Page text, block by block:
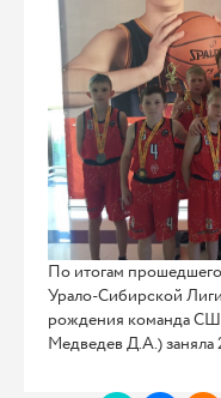
По итогам
Урало-Сибирской
рождения команда
Медведев Д.А.) заняла